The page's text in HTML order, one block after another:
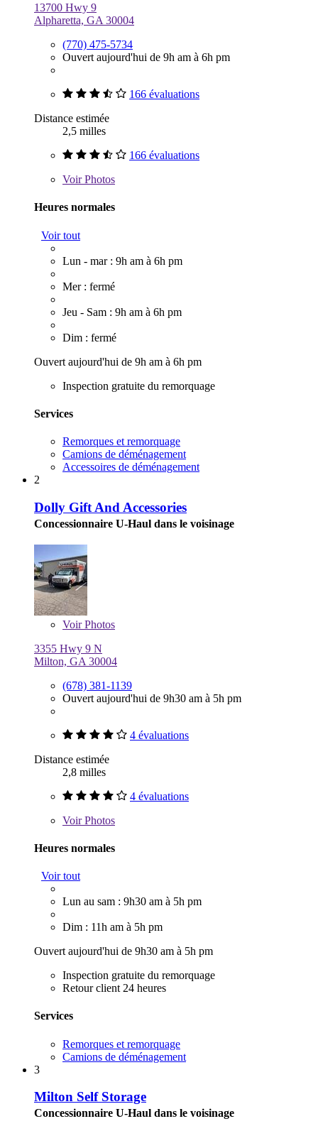
13700 Hwy 9
Alpharetta, GA 30004
(770) 475-5734
Ouvert aujourd'hui de 9h am à 6h pm
166 évaluations
Distance estimée
2,5 milles
166 évaluations
VoirPhotos
Heures normales
Voir tout
Lun - mar : 9h am à 6h pm
Mer : fermé
Jeu - Sam : 9h am à 6h pm
Dim : fermé
Ouvert aujourd'hui de 9h am à 6h pm
Inspection gratuite du remorquage
Services
Remorques et remorquage
Camions de déménagement
Accessoires de déménagement
2
Dolly Gift And Accessories
Concessionnaire U-Haul dans le voisinage
VoirPhotos
3355 Hwy 9 N
Milton, GA 30004
(678) 381-1139
Ouvert aujourd'hui de 9h30 am à 5h pm
4 évaluations
Distance estimée
2,8 milles
4 évaluations
VoirPhotos
Heures normales
Voir tout
Lun au sam : 9h30 am à 5h pm
Dim : 11h am à 5h pm
Ouvert aujourd'hui de 9h30 am à 5h pm
Inspection gratuite du remorquage
Retour client 24 heures
Services
Remorques et remorquage
Camions de déménagement
3
Milton Self Storage
Concessionnaire U-Haul dans le voisinage